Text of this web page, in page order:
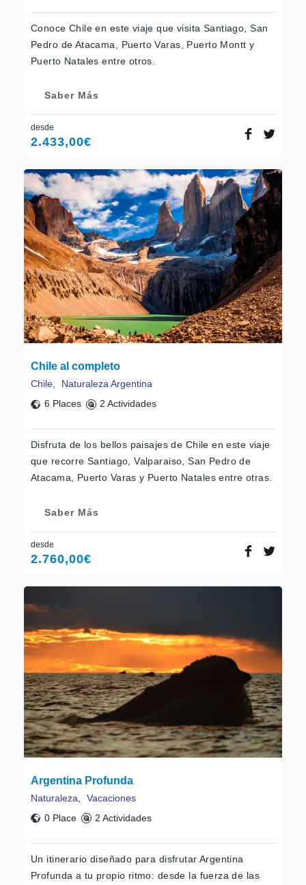
Conoce Chile en este viaje que visita Santiago, San
Pedro de Atacama, Puerto Varas, Puerto Montt y
Puerto Natales entre otros.
Saber Más
desde
2.433,00€
Chile al completo
Chile,
Naturaleza Argentina
6 Places
2 Actividades
Disfruta de los bellos paisajes de Chile en este viaje
que recorre Santiago, Valparaiso, San Pedro de
Atacama, Puerto Varas y Puerto Natales entre otras.
Saber Más
desde
2.760,00€
Argentina Profunda
Naturaleza
Vacaciones
0 Place
2 Actividades
Un itinerario diseñado para disfrutar Argentina
Profunda a tu propio ritmo: desde la fuerza de las